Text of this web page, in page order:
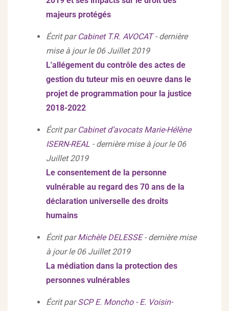
majeurs protégés
Écrit par Cabinet T.R. AVOCAT- dernière
mise à jour le 06 Juillet 2019
L'allégement du contrôle des actes de
gestion du tuteur mis en oeuvre dans le
projet de programmation pour la justice
2018-2022
Écrit par Cabinet d’avocats Marie-Hélène
ISERN-REAL - dernière mise à jour le 06
Juillet 2019
Le consentement de la personne
vulnérable au regard des 70 ans de la
déclaration universelle des droits
humains
Écrit parMichèle DELESSE- dernière mise
à jour le 06 Juillet 2019
La médiation dans la protection des
personnes vulnérables
Écrit parSCP E. Moncho - E. Voisin-